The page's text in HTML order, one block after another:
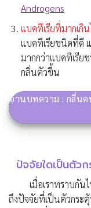
Androgens
แบคทีเรียที่มากเกิ
แบคทีเรียชนิดที่ดี
มากกว่าแบคทีเรีย
กลิ่นตัวขึ้น
อ่านบทความ : กลิ่นค
ปัจจัยใดเป็นตัว
เมื่อเราทราบกันไป
ถึงปัจจัยที่เป็นตัวกระ